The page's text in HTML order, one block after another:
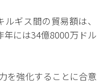
ギス間の貿易額は、
には34億8000万ドル
を強化することに合意